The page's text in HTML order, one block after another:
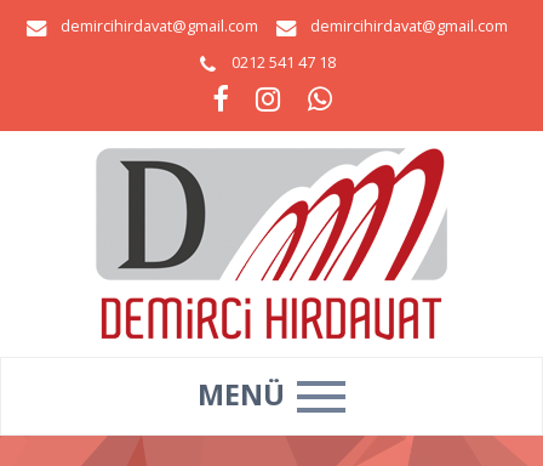
demircihirdavat@gmail.com
demircihirdavat@gmail.com
0212 541 47 18
MENÜ